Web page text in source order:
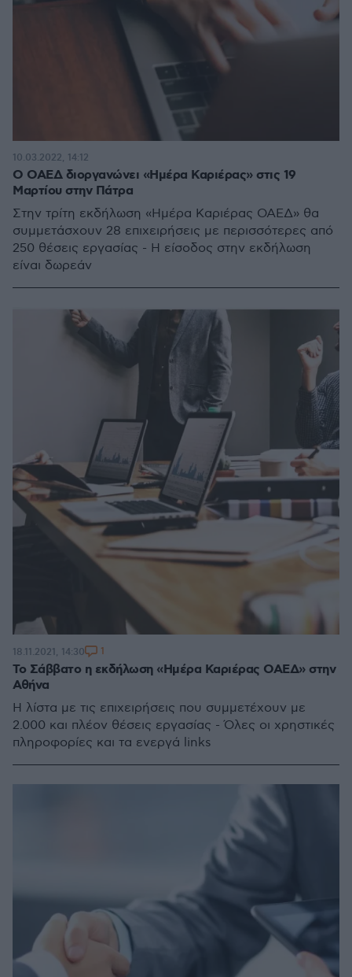
Ο ΟΑΕΔ διοργανώνει «Ημέρα Καριέρας» στις 19
Μαρτίου στην Πάτρα
Στην τρίτη εκδήλωση «Ημέρα Καριέρας ΟΑΕΔ» θα
συμμετάσχουν 28 επιχειρήσεις με περισσότερες από
250 θέσεις εργασίας - Η είσοδος στην εκδήλωση
είναι δωρεάν
10.03.2022, 14:12
Το Σάββατο η εκδήλωση «Ημέρα Καριέρας ΟΑΕΔ» στην
Αθήνα
Η λίστα με τις επιχειρήσεις που συμμετέχουν με
2.000 και πλέον θέσεις εργασίας - Όλες οι χρηστικές
πληροφορίες και τα ενεργά links
18.11.2021, 14:30 1